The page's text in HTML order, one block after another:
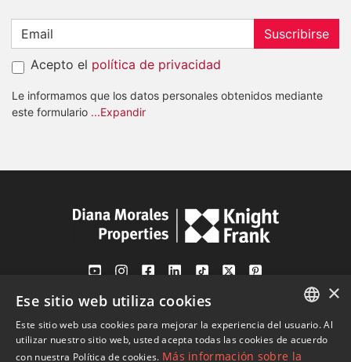
Suscribirse
Acepto el política de privacidad
Le informamos que los datos personales obtenidos mediante
este formulario ...Expandir
Av. Canovas del Castillo 4
1st Floor, Office 3
29601 Marbella
ENGLISH
×
Ese sitio web utiliza cookies
Este sitio web usa cookies para mejorar la experiencia del usuario. Al
utilizar nuestro sitio web, usted acepta todas las cookies de acuerdo
con nuestra Política de cookies. Más información sobre la